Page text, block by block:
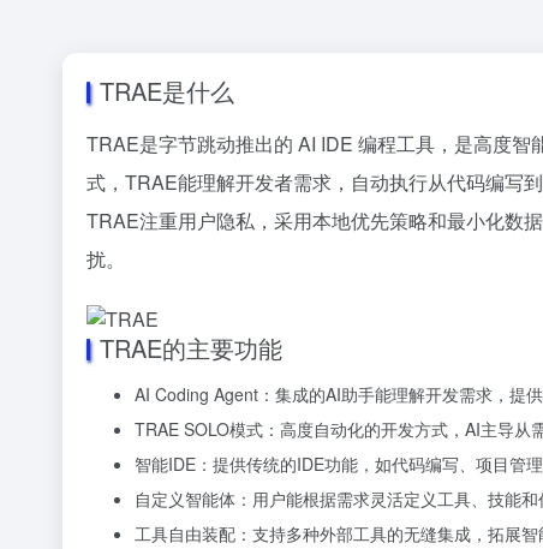
TRAE是什么
TRAE是字节跳动推出的 AI IDE 编程工具，是高度
式，TRAE能理解开发者需求，自动执行从代码编写
TRAE注重用户隐私，采用本地优先策略和最小化数
扰。
TRAE的主要功能
AI Coding Agent：集成的AI助手能理解开发需求，提
TRAE SOLO模式：高度自动化的开发方式，AI主导从
智能IDE：提供传统的IDE功能，如代码编写、项目管
自定义智能体：用户能根据需求灵活定义工具、技能和
工具自由装配：支持多种外部工具的无缝集成，拓展智